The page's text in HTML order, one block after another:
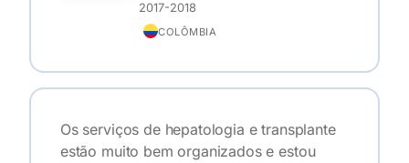
2017-2018
COLÔMBIA
Os serviços de hepatologia e transplante
estão muito bem organizados e estou